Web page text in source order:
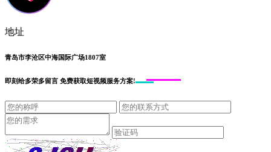
地址
青岛市李沧区中海国际广场1807室
即刻给多荣多留言 免费获取短视频服务方案!